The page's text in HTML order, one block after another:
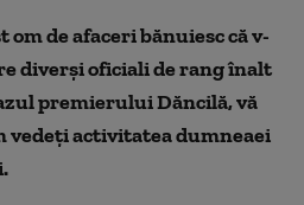
de afaceri bănuiesc că v-
diverşi oficiali de rang înalt
premierului Dăncilă, vă
vedeţi activitatea dumneaei